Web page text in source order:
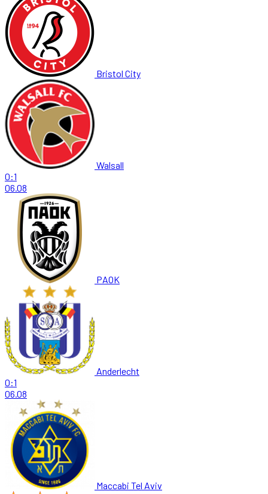
Bristol City
Walsall
0:1
06.08
PAOK
Anderlecht
0:1
06.08
Maccabi Tel Aviv